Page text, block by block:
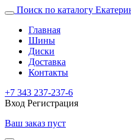
Поиск по каталогу
Главная
Шины
Диски
Доставка
Контакты
+7 343 237-237-6
Вход Регистрация
Ваш заказ пуст